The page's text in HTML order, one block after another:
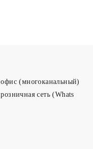
офис (многоканальный)
розничная сеть (Whats